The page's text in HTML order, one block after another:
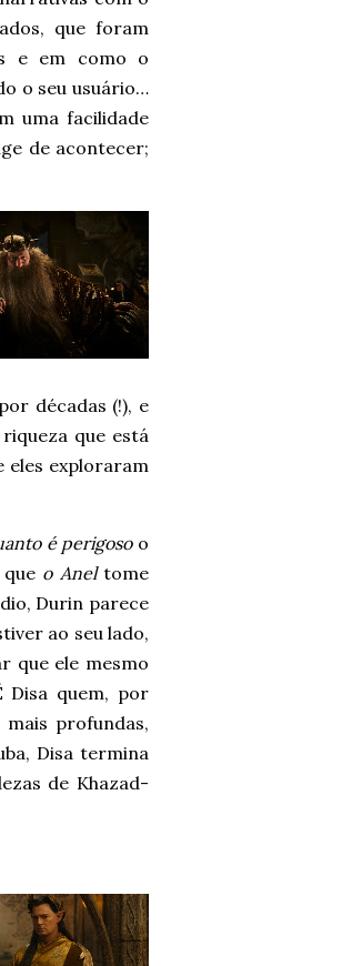
que foram
e em como o
o seu usuário…
uma facilidade
de acontecer;
décadas (!), e
que está
eles exploraram
é perigosoo
o Aneltome
Durin parece
ao seu lado,
que ele mesmo
Disa quem, por
mais profundas,
Disa termina
de Khazad-